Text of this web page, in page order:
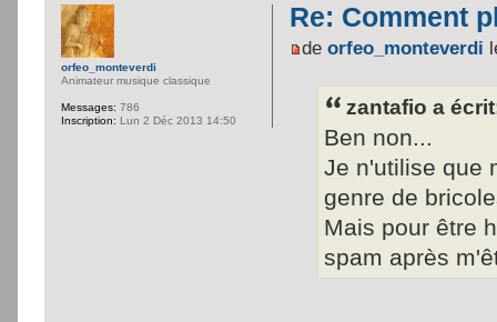
Re: Comment
deorfeo_monteverdi
zantafio a
Ben non...
Je n'utilise que
genre de
Mais pour être
spam après
orfeo_monteverdi
Animateur musique classique
Messages: 786
Inscription: Lun 2 Déc 2013 14:50